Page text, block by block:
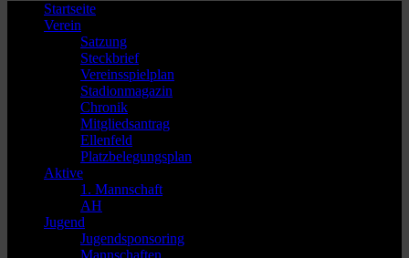
Startseite
Verein
Satzung
Steckbrief
Vereinsspielplan
Stadionmagazin
Chronik
Mitgliedsantrag
Ellenfeld
Platzbelegungsplan
Aktive
1. Mannschaft
AH
Jugend
Jugendsponsoring
Mannschaften